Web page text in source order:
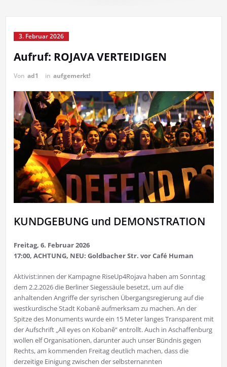
3. Februar 2026
Aufruf: ROJAVA VERTEIDIGEN
Von ad1 in aufgemerkt!
KUNDGEBUNG und DEMONSTRATION
Freitag, 6. Februar 2026
17:00, ACHTUNG, NEU: Goldbacher Str. vor Café Human
Aktivist:innen der Kampagne RiseUp4Rojava haben am Sonntag
dem 2.2.2026 die Berliner Siegessäule besetzt, um auf die
anhaltenden Angriffe der syrischen Übergangsregierung auf die
westkurdische Stadt Kobanê aufmerksam zu machen. An der
Spitze des Monuments wurde ein 15 Meter langes Transparent mit
der Aufschrift „All eyes on Kobanê“ entrollt. Auch in Aschaffenburg
wollen elf Organisationen, darunter auch unser Bündnis gegen
Rechts, am kommenden Freitag deutlich machen, dass die
derzeitige Einigung zwischen der selbsternannten